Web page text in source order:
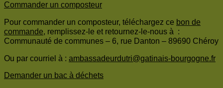
Commander un composteur
Pour commander un composteur, téléchargez ce bon de
commande, remplissez-le et retournez-le-nous à :
Communauté de communes – 6, rue Danton – 89690 Chéroy
Ou par courriel à : ambassadeurdutri@gatinais-bourgogne.fr
Demander un bac à déchets